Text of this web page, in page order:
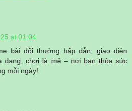
at 01:04
bài đổi thưởng hấp dẫn, giao diện
dạng, chơi là mê – nơi bạn thỏa sức
mỗi ngày!